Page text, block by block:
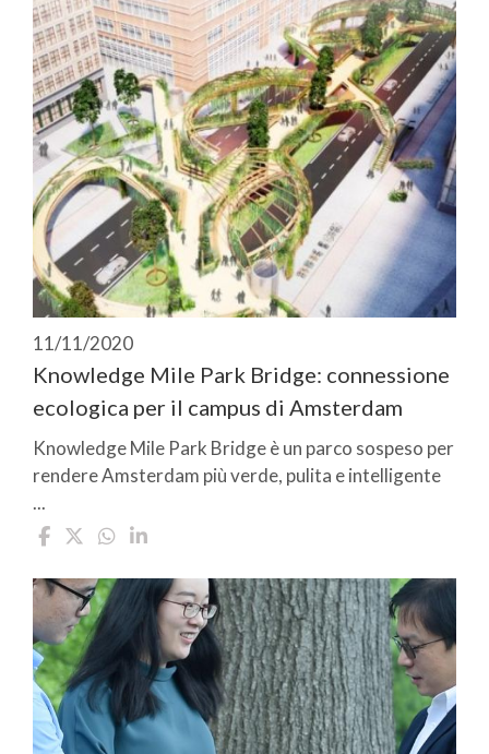
11/11/2020
Knowledge Mile Park Bridge: connessione
ecologica per il campus di Amsterdam
Knowledge Mile Park Bridge è un parco sospeso per
rendere Amsterdam più verde, pulita e intelligente
...